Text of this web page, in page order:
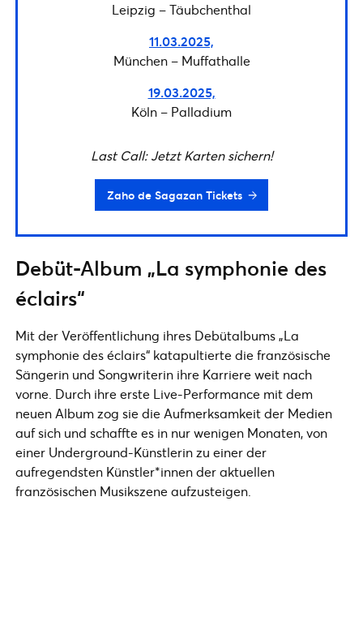
Leipzig – Täubchenthal
11.03.2025,
München – Muffathalle
19.03.2025,
Köln – Palladium
Last Call: Jetzt Karten sichern!
Zaho de Sagazan Tickets
Debüt-Album „La symphonie des
éclairs“
Mit der Veröffentlichung ihres Debütalbums „La
symphonie des éclairs“ katapultierte die französische
Sängerin und Songwriterin ihre Karriere weit nach
vorne. Durch ihre erste Live-Performance mit dem
neuen Album zog sie die Aufmerksamkeit der Medien
auf sich und schaffte es in nur wenigen Monaten, von
einer Underground-Künstlerin zu einer der
aufregendsten Künstler*innen der aktuellen
französischen Musikszene aufzusteigen.